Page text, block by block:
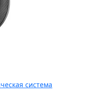
система